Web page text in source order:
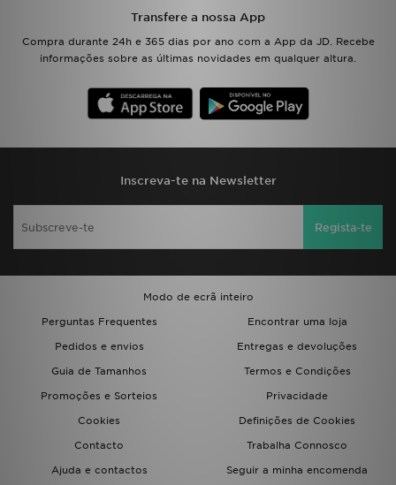
Transfere a nossa App
Compra durante 24h e 365 dias por ano com a App da JD. Recebe
informações sobre as últimas novidades em qualquer altura.
Inscreva-te na Newsletter
Regista-te
Modo de ecrã inteiro
Perguntas Frequentes
Encontrar uma loja
Pedidos e envios
Entregas e devoluções
Guia de Tamanhos
Termos e Condições
Promoções e Sorteios
Privacidade
Cookies
Definições de Cookies
Contacto
Trabalha Connosco
Ajuda e contactos
Seguir a minha encomenda